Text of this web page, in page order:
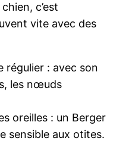
c’est
vite avec des
régulier : avec son
les nœuds
oreilles : un Berger
sensible aux otites.